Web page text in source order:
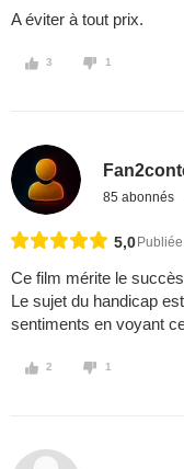
A éviter à tout prix.
3 1
85 abonnés
5,0
Ce film mérite le
Le sujet du handicap
sentiments en voyant
2 1